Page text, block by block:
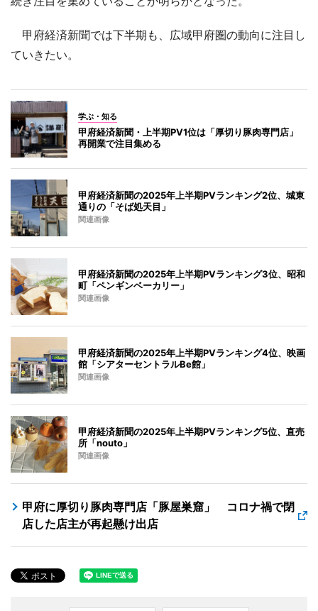
甲府経済新聞では下半期も、広域甲府圏の動向に注目し
ていきたい。
学ぶ・知る
甲府経済新聞・上半期PV1位は「厚切り豚肉専門店」
再開業で注目集める
甲府経済新聞の2025年上半期PVランキング2位、城東
通りの「そば処天目」
関連画像
甲府経済新聞の2025年上半期PVランキング3位、昭和
町「ペンギンベーカリー」
関連画像
甲府経済新聞の2025年上半期PVランキング4位、映画
館「シアターセントラルBe館」
関連画像
甲府経済新聞の2025年上半期PVランキング5位、直売
所「nouto」
関連画像
甲府に厚切り豚肉専門店「豚屋巣窟」 コロナ禍で閉
店した店主が再起懸け出店